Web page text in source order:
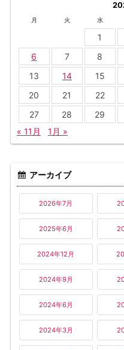
月 火 水
1
6
7 8
13
14 15
20
21 22
27
28 29
« 11月
1月 »
アーカイブ
2026年7月
2025年6月
2024年12月
2024年9月
2024年6月
2024年3月